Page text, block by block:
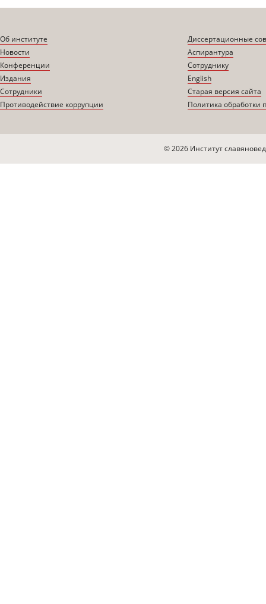
Об институте
Новости
Конференции
Издания
Сотрудники
Противодействие коррупции
Диссертационные
Аспирантура
Сотруднику
English
Старая версия сайта
Политика обработки
© 2026 Институт